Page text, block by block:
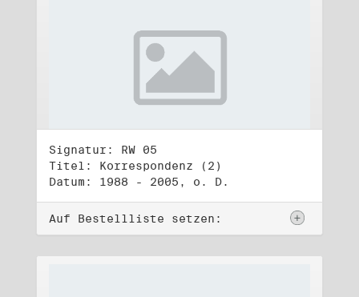
Signatur: RW 05
Titel: Korrespondenz (2)
Datum: 1988 - 2005, o. D.
Auf Bestellliste setzen: